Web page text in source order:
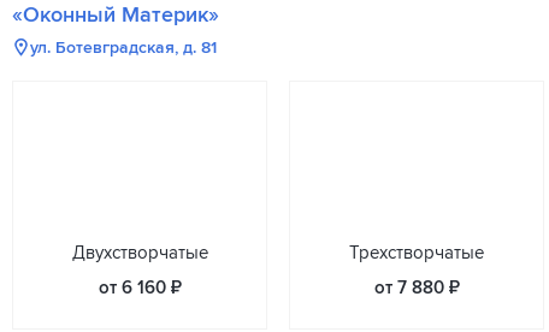
«Оконный Материк»
ул. Ботевградская, д. 81
Двухстворчатые
от 6 160 ₽
Трехстворчатые
от 7 880 ₽